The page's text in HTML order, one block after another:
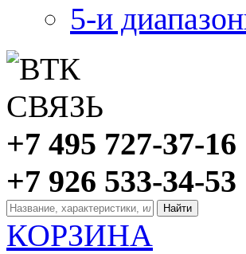
5-и
+7 495 727-37-16
+7 926 533-34-53
КОРЗИНА